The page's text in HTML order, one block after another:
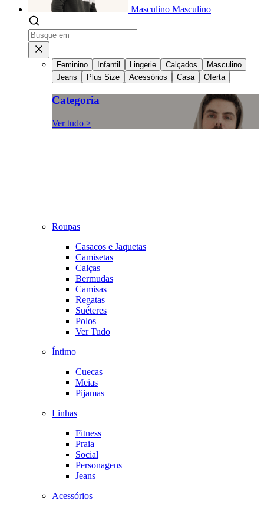
Masculino Masculino
Feminino Infantil Lingerie Calçados
Masculino
Jeans
Plus Size Acessórios Casa Oferta
Categoria
Ver tudo >
Roupas
Casacos e Jaquetas
Camisetas
Calças
Bermudas
Camisas
Regatas
Suéteres
Polos
Ver Tudo
Íntimo
Cuecas
Meias
Pijamas
Linhas
Fitness
Praia
Social
Personagens
Jeans
Acessórios